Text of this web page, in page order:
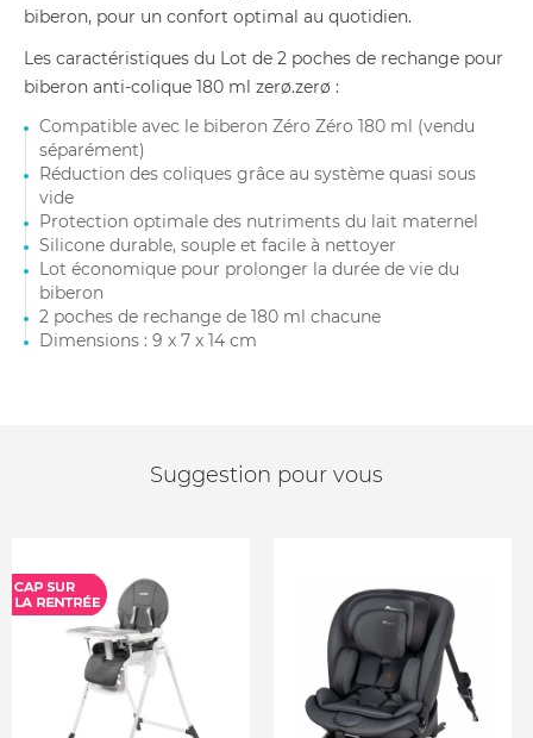
biberon, pour un confort optimal au quotidien.
Les caractéristiques du Lot de 2 poches de rechange pour
biberon anti-colique 180 ml zerø.zerø :
Compatible avec le biberon Zéro Zéro 180 ml (vendu
séparément)
Réduction des coliques grâce au système quasi sous
vide
Protection optimale des nutriments du lait maternel
Silicone durable, souple et facile à nettoyer
Lot économique pour prolonger la durée de vie du
biberon
2 poches de rechange de 180 ml chacune
Dimensions : 9 x 7 x 14 cm
Suggestion pour vous